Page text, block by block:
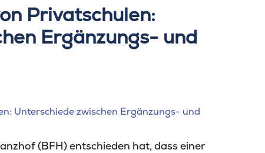
Privatschulen:
Ergänzungs- und
(BFH) entschieden hat, dass einer